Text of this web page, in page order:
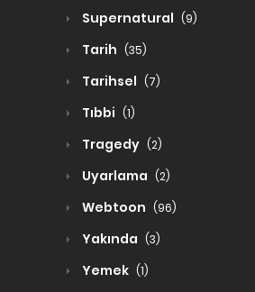
Supernatural (9)
Tarih (35)
Tarihsel (7)
Tıbbi (1)
Tragedy (2)
Uyarlama (2)
Webtoon (96)
Yakında (3)
Yemek (1)